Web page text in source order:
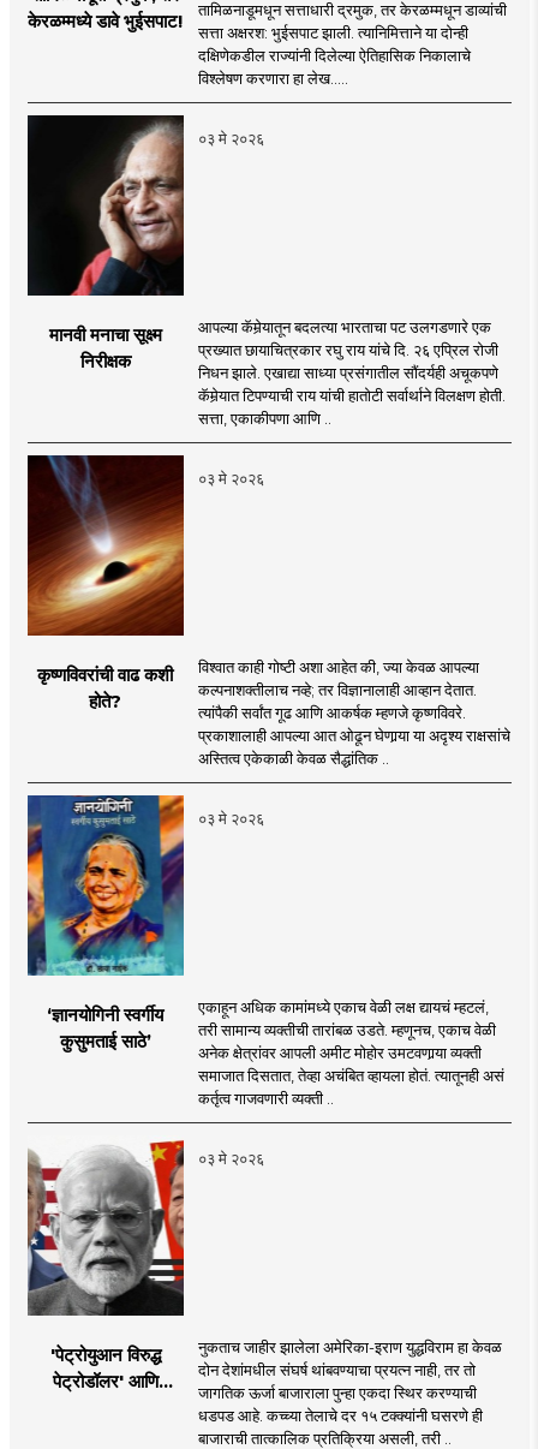
केरळम्मध्ये डावे भुईसपाट!
तामिळनाडूमधून सत्ताधारी द्रमुक, तर केरळम्मधून डाव्यांची
सत्ता अक्षरश: भुईसपाट झाली. त्यानिमित्ताने या दोन्ही
दक्षिणेकडील राज्यांनी दिलेल्या ऐतिहासिक निकालाचे
विश्लेषण करणारा हा लेख.....
०३ मे २०२६
मानवी मनाचा सूक्ष्म
निरीक्षक
आपल्या कॅमेर्‍यातून बदलत्या भारताचा पट उलगडणारे एक
प्रख्यात छायाचित्रकार रघु राय यांचे दि. २६ एप्रिल रोजी
निधन झाले. एखाद्या साध्या प्रसंगातील सौंदर्यही अचूकपणे
कॅमेर्‍यात टिपण्याची राय यांची हातोटी सर्वार्थाने विलक्षण होती.
सत्ता, एकाकीपणा आणि ..
०३ मे २०२६
कृष्णविवरांची वाढ कशी
होते?
विश्वात काही गोष्टी अशा आहेत की, ज्या केवळ आपल्या
कल्पनाशक्तीलाच नव्हे; तर विज्ञानालाही आव्हान देतात.
त्यांपैकी सर्वांत गूढ आणि आकर्षक म्हणजे कृष्णविवरे.
प्रकाशालाही आपल्या आत ओढून घेणार्‍या या अदृश्य राक्षसांचे
अस्तित्व एकेकाळी केवळ सैद्धांतिक ..
०३ मे २०२६
‘ज्ञानयोगिनी स्वर्गीय
कुसुमताई साठे’
एकाहून अधिक कामांमध्ये एकाच वेळी लक्ष द्यायचं म्हटलं,
तरी सामान्य व्यक्तीची तारांबळ उडते. म्हणूनच, एकाच वेळी
अनेक क्षेत्रांवर आपली अमीट मोहोर उमटवणार्‍या व्यक्ती
समाजात दिसतात, तेव्हा अचंबित व्हायला होतं. त्यातूनही असं
कर्तृत्व गाजवणारी व्यक्ती ..
०३ मे २०२६
'पेट्रोयुआन विरुद्ध
पेट्रोडॉलर' आणि
नुकताच जाहीर झालेला अमेरिका-इराण युद्धविराम हा केवळ
दोन देशांमधील संघर्ष थांबवण्याचा प्रयत्न नाही, तर तो
जागतिक ऊर्जा बाजाराला पुन्हा एकदा स्थिर करण्याची
धडपड आहे. कच्च्या तेलाचे दर १५ टक्क्यांनी घसरणे ही
बाजाराची तात्कालिक प्रतिक्रिया असली, तरी ..